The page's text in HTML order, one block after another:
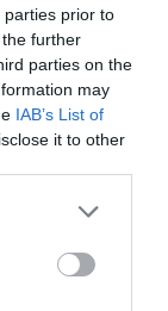
parties prior to
further
parties on the
may
IAB’s List of
it to other
– Το
έκθεση στο